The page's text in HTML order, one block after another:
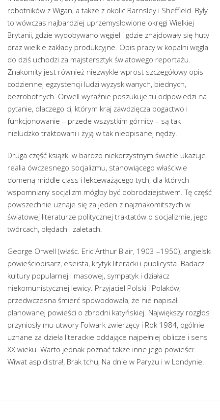
robotników z Wigan, a także z okolic Barnsley i Sheffield. Były
to wówczas najbardziej uprzemysłowione okręgi Wielkiej
Brytanii, gdzie wydobywano węgiel i gdzie znajdowały się huty
oraz wielkie zakłady produkcyjne. Opis pracy w kopalni węgla
do dziś uchodzi za majstersztyk światowego reportażu.
Znakomity jest również niezwykle wprost szczegółowy opis
codziennej egzystencji ludzi wyzyskiwanych, biednych,
bezrobotnych. Orwell wyraźnie poszukuje tu odpowiedzi na
pytanie, dlaczego ci, którym kraj zawdzięcza bogactwo i
funkcjonowanie – przede wszystkim górnicy – są tak
nieludzko traktowani i żyją w tak nieopisanej nędzy.
Druga część książki w bardzo niekorzystnym świetle ukazuje
realia ówczesnego socjalizmu, stanowiącego właściwie
domeną middle class i lekceważącego tych, dla których
wspomniany socjalizm mógłby być dobrodziejstwem. Tę część
powszechnie uznaje się za jeden z najznakomitszych w
światowej literaturze politycznej traktatów o socjalizmie, jego
twórcach, błędach i zaletach.
George Orwell (właśc. Eric Arthur Blair, 1903 –1950), angielski
powieściopisarz, eseista, krytyk literacki i publicysta. Badacz
kultury popularnej i masowej, sympatyk i działacz
niekomunistycznej lewicy. Przyjaciel Polski i Polaków;
przedwczesna śmierć spowodowała, że nie napisał
planowanej powieści o zbrodni katyńskiej. Największy rozgłos
przyniosły mu utwory Folwark zwierzęcy i Rok 1984, ogólnie
uznane za dzieła literackie oddające najpełniej oblicze i sens
XX wieku. Warto jednak poznać także inne jego powieści:
Wiwat aspidistra!, Brak tchu, Na dnie w Paryżu i w Londynie.